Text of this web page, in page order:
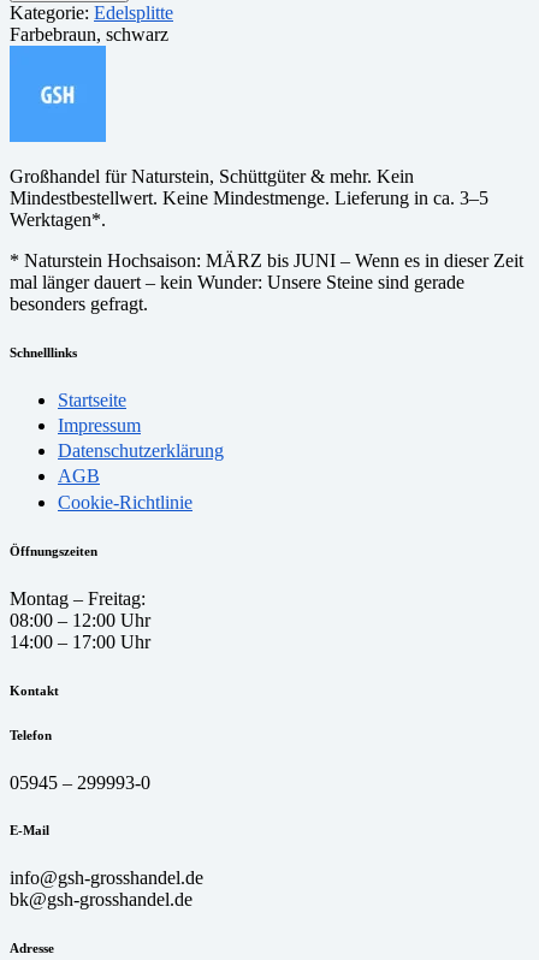
Kategorie: Edelsplitte
Farbebraun, schwarz
Großhandel für Naturstein, Schüttgüter & mehr. Kein
Mindestbestellwert. Keine Mindestmenge. Lieferung in ca. 3–5
Werktagen*.
* Naturstein Hochsaison: MÄRZ bis JUNI – Wenn es in dieser Zeit
mal länger dauert – kein Wunder: Unsere Steine sind gerade
besonders gefragt.
Schnelllinks
Startseite
Impressum
Datenschutzerklärung
AGB
Cookie-Richtlinie
Öffnungszeiten
Montag – Freitag:
08:00 – 12:00 Uhr
14:00 – 17:00 Uhr
Kontakt
Telefon
05945 – 299993-0
E-Mail
info@gsh-grosshandel.de
bk@gsh-grosshandel.de
Adresse